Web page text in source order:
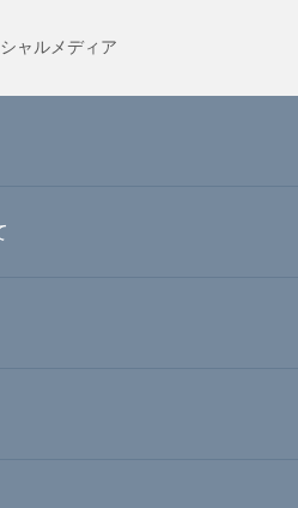
ャル メディア